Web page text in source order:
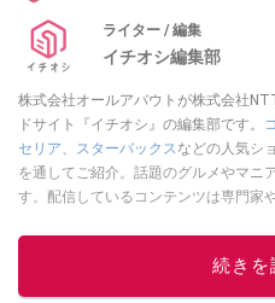
ライター / 編集
イチオシ編集部
株式会社オールアバウトが株式会社
ドサイト『イチオシ』の編集部です。
セリア、 スターバックスなどの人気シ
を通してご紹介。話題のグルメやマニ
す。配信しているコンテンツは専門家
ニュースでフォロー
続きを